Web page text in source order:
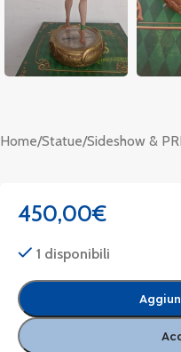
Home/Statue/Sideshow &
450,00€
1 disponibili